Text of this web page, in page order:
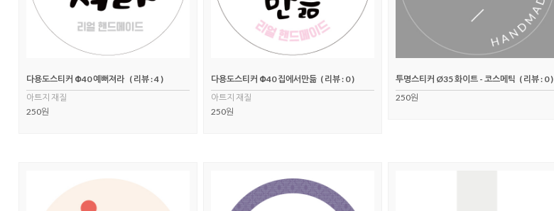
다용도스티커 Φ40 예뻐져라 ( 리뷰 : 4 )
아트지 재질
250원
다용도스티커 Φ40 집에서만듦 ( 리뷰 : 0 )
아트지 재질
250원
투명스티커 Ø35 화이트 - 코스메틱 ( 리뷰 : 0 )
250원